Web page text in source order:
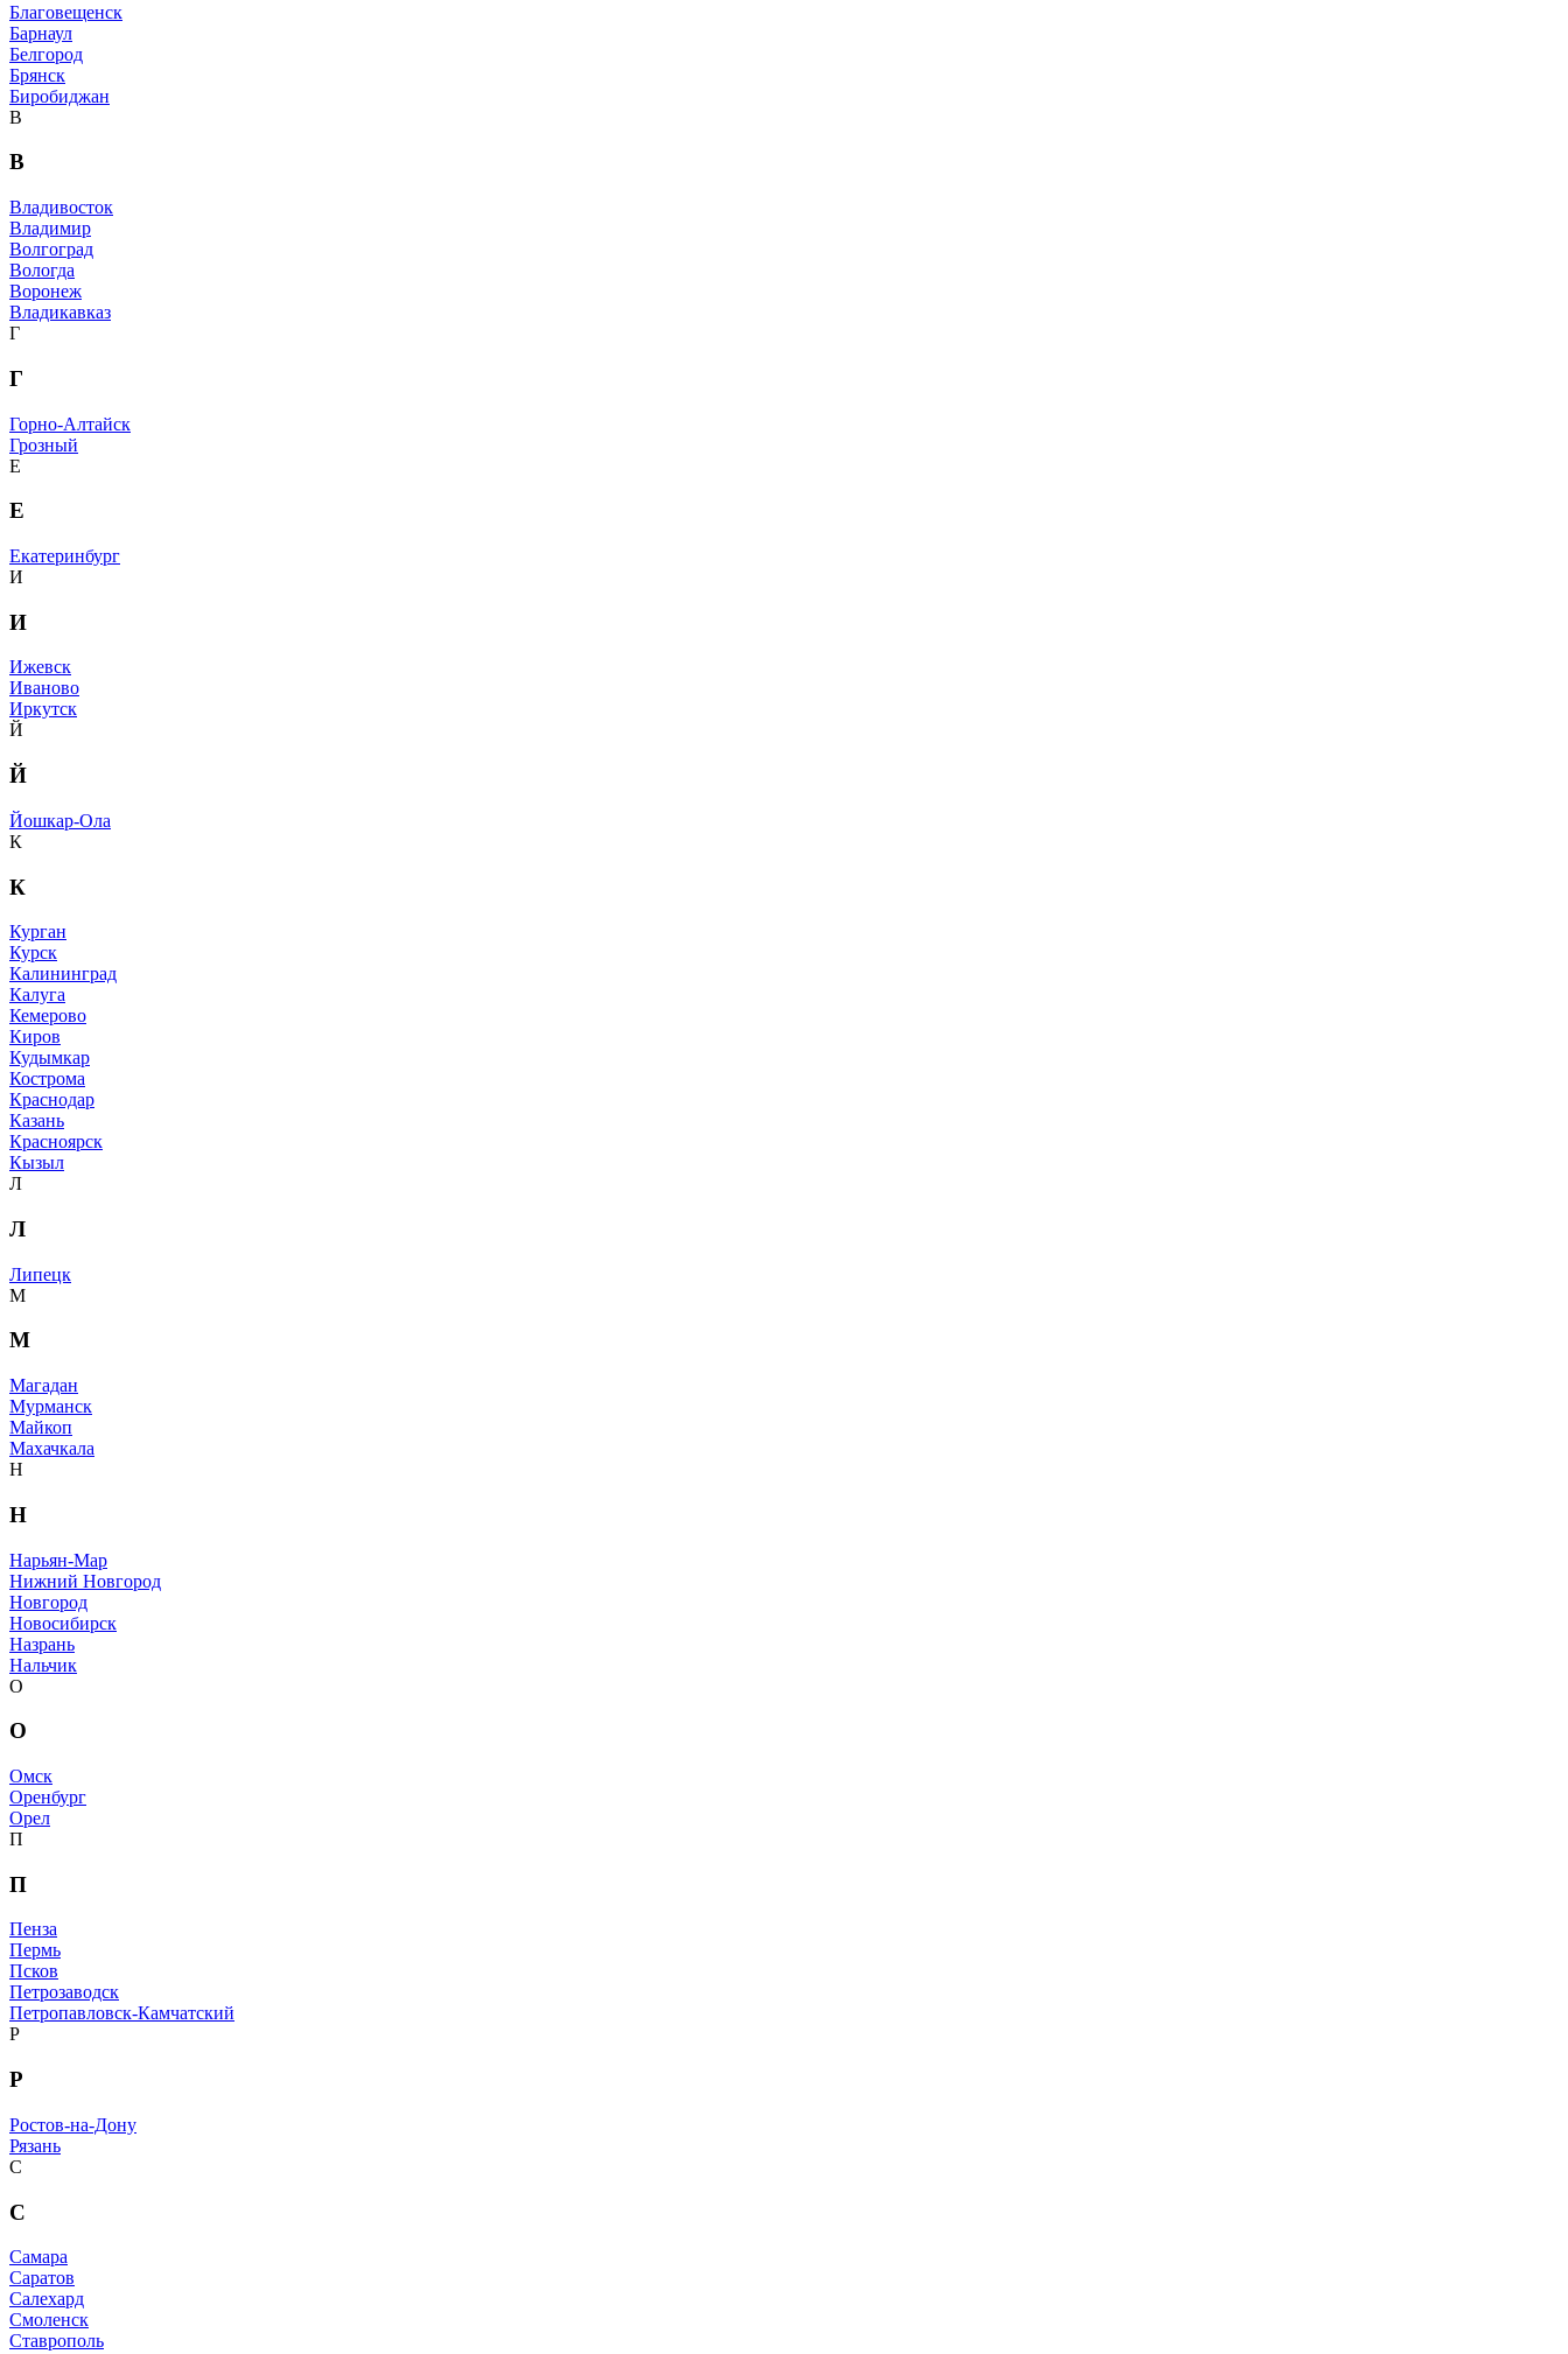
Благовещенск
Барнаул
Белгород
Брянск
Биробиджан
В
В
Владивосток
Владимир
Волгоград
Вологда
Воронеж
Владикавказ
Г
Г
Горно-Алтайск
Грозный
Е
Е
Екатеринбург
И
И
Ижевск
Иваново
Иркутск
Й
Й
Йошкар-Ола
К
К
Курган
Курск
Калининград
Калуга
Кемерово
Киров
Кудымкар
Кострома
Краснодар
Казань
Красноярск
Кызыл
Л
Л
Липецк
М
М
Магадан
Мурманск
Майкоп
Махачкала
Н
Н
Нарьян-Мар
Нижний Новгород
Новгород
Новосибирск
Назрань
Нальчик
О
О
Омск
Оренбург
Орел
П
П
Пенза
Пермь
Псков
Петрозаводск
Петропавловск-Камчатский
Р
Р
Ростов-на-Дону
Рязань
С
С
Самара
Саратов
Салехард
Смоленск
Ставрополь